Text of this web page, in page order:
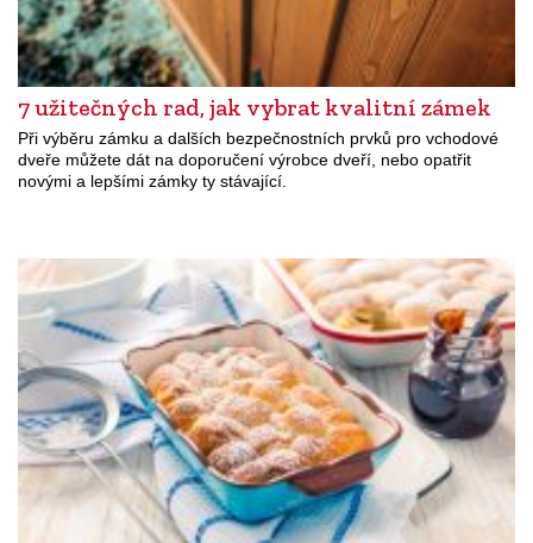
7 užitečných rad, jak vybrat kvalitní zámek
Při výběru zámku a dalších bezpečnostních prvků pro vchodové
dveře můžete dát na doporučení výrobce dveří, nebo opatřit
novými a lepšími zámky ty stávající.